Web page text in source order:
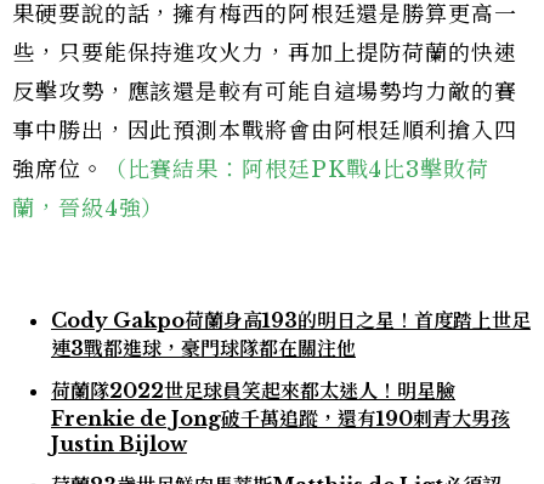
果硬要說的話，擁有梅西的阿根廷還是勝算更高一
些，只要能保持進攻火力，再加上提防荷蘭的快速
反擊攻勢，應該還是較有可能自這場勢均力敵的賽
事中勝出，因此預測本戰將會由阿根廷順利搶入四
強席位。
（比賽結果：阿根廷PK戰4比3擊敗荷
蘭，晉級4強）
Cody Gakpo荷蘭身高193的明日之星！首度踏上世足
連3戰都進球，豪門球隊都在關注他
荷蘭隊2022世足球員笑起來都太迷人！明星臉
Frenkie de Jong破千萬追蹤，還有190刺青大男孩
Justin Bijlow